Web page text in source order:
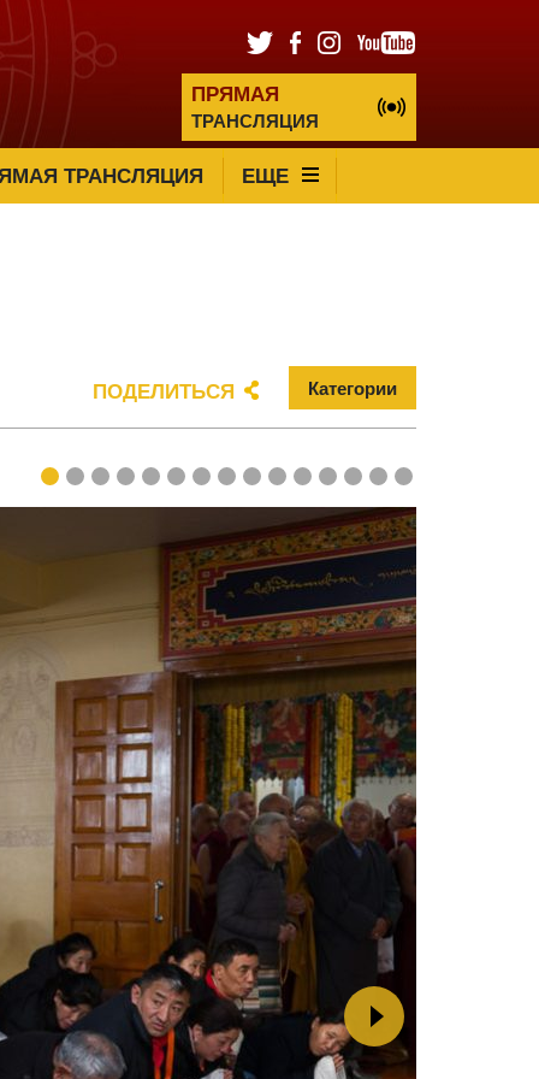
ПРЯМАЯ
ТРАНСЛЯЦИЯ
ТРАНСЛЯЦИЯ ЕЩЕ
ПОДЕЛИТЬСЯ Категории